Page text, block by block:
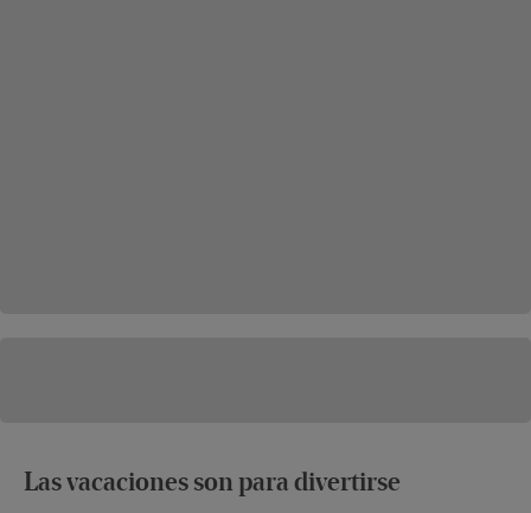
Las vacaciones son para divertirse